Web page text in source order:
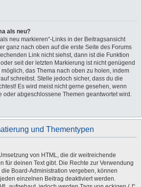
als neu?
neu markieren“-Links in der Beitragsansicht
ganz nach oben auf die erste Seite des Forums
Link nicht siehst, dann ist die Funktion
seit der letzten Markierung ist nicht genügend
das Thema nach oben zu holen, indem
schreibst. Stelle jedoch sicher, dass du die
Es wird meist nicht gerne gesehen, wenn
oder abgeschlossene Themen geantwortet wird.
und Thementypen
von HTML, die dir weitreichende
für deinen Text gibt. Die Rechte zur Verwendung
Board-Administration vergeben, können
einzelnen Beitrag deaktiviert werden.